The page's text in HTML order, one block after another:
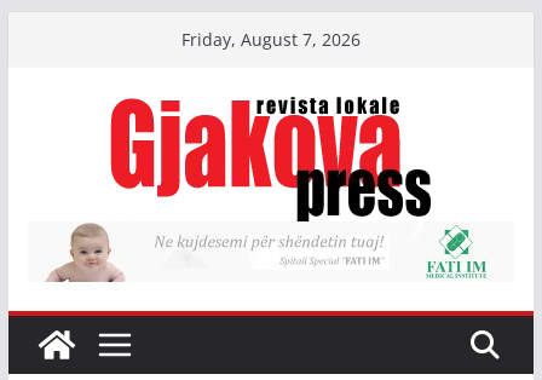
Friday, August 7, 2026